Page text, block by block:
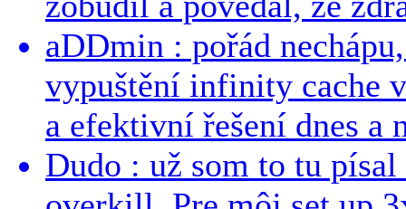
aDDmin : pořád
vypuštění infinity cache
a efektivní řešení dnes a
Dudo : už som to tu